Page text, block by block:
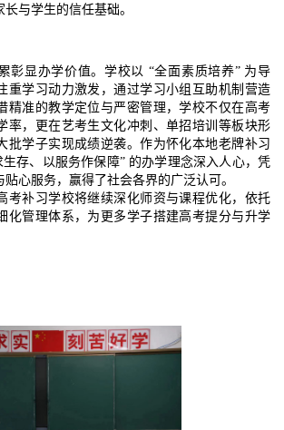
与学生的信任基础。​
彰显办学价值。学校以 “全面素质培养” 为导
重学习动力激发，通过学习小组互助机制营造
精准的教学定位与严密管理，学校不仅在高考
率，更在艺考生文化冲刺、单招培训等板块形
批学子实现成绩逆袭。作为怀化本地老牌补习
存、以服务作保障” 的办学理念深入人心，凭
心服务，赢得了社会各界的广泛认可。​
考补习学校将继续深化师资与课程优化，依托
化管理体系，为更多学子搭建高考提分与升学